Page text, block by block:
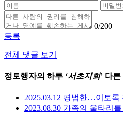
0/200
등록
전체 댓글 보기
정토행자의 하루 ‘서초지회’ 다
2025.03.12 평범한…이토록
2023.08.30 가족의 울타리